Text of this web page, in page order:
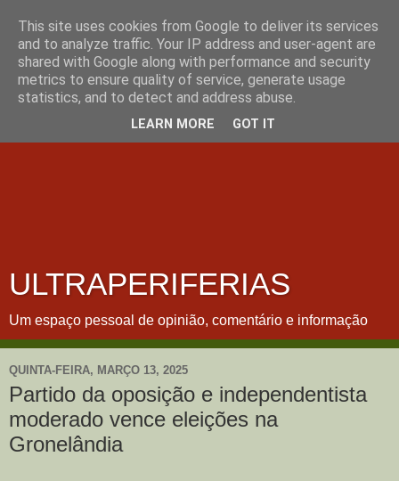
ULTRAPERIFERIAS
Um espaço pessoal de opinião, comentário e informação
QUINTA-FEIRA, MARÇO 13, 2025
Partido da oposição e independentista
moderado vence eleições na
Gronelândia
This site uses cookies from Google to deliver its services
and to analyze traffic. Your IP address and user-agent are
shared with Google along with performance and security
metrics to ensure quality of service, generate usage
statistics, and to detect and address abuse.
LEARN MORE GOT IT